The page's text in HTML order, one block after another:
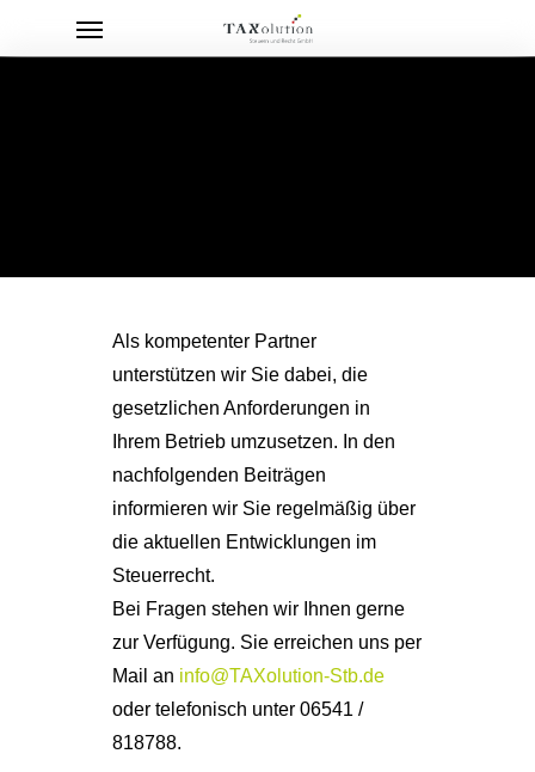
Menu
Als kompetenter Partner
unterstützen wir Sie dabei, die
gesetzlichen Anforderungen in
Ihrem Betrieb umzusetzen. In den
nachfolgenden Beiträgen
informieren wir Sie regelmäßig über
die aktuellen Entwicklungen im
Steuerrecht.
Bei Fragen stehen wir Ihnen gerne
zur Verfügung. Sie erreichen uns per
Mail an info@TAXolution-Stb.de
oder telefonisch unter 06541 /
818788.